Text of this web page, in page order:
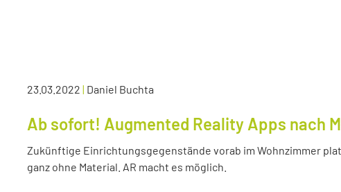
23.03.2022 | Daniel Buchta
Ab sofort! Augmented Reality Apps nach
Zukünftige Einrichtungsgegenstände vorab im Wohnzimmer
ganz ohne Material. AR macht es möglich.